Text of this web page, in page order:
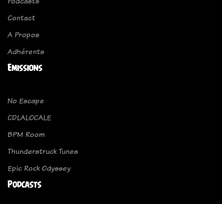
Contact
A Propos
Adhérents
Emissions
No Escape
CDLALOCALE
BPM Room
Thunderstruck Tunes
Epic Rock Odyssey
Podcasts